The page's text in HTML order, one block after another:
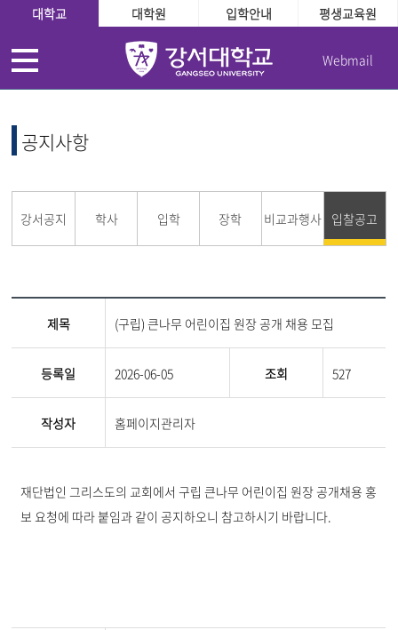
대학교 대학원 입학안내 평생교육원
Webmail
공지사항
강서공지 학사 입학 장학 비교과행사 입찰공고
제목 (구립) 큰나무 어린이집 원장 공개 채용 모집
등록일 2026-06-05 조회 527
작성자 홈페이지관리자
재단법인 그리스도의 교회에서 구립 큰나무 어린이집 원장 공개채용 홍
보 요청에 따라 붙임과 같이 공지하오니 참고하시기 바랍니다.